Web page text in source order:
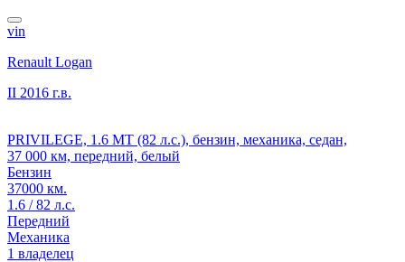
vin
Renault Logan
II 2016 г.в.
PRIVILEGE, 1.6 MT (82 л.с.), бензин, механика, седан,
37 000 км, передний, белый
Бензин
37000 км.
1.6 / 82 л.с.
Передний
Механика
1 владелец